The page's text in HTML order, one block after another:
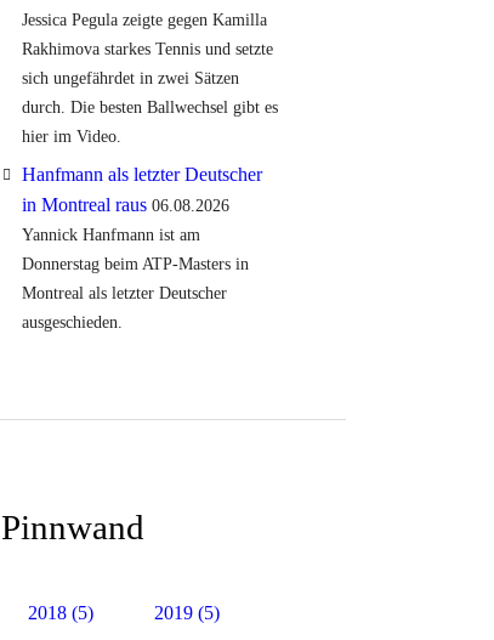
Jessica Pegula zeigte gegen Kamilla
Rakhimova starkes Tennis und setzte
sich ungefährdet in zwei Sätzen
durch. Die besten Ballwechsel gibt es
hier im Video.
Hanfmann als letzter Deutscher
in Montreal raus 06.08.2026
Yannick Hanfmann ist am
Donnerstag beim ATP-Masters in
Montreal als letzter Deutscher
ausgeschieden.
Pinnwand
2018 (5) 2019 (5)